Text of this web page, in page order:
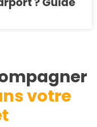
votre